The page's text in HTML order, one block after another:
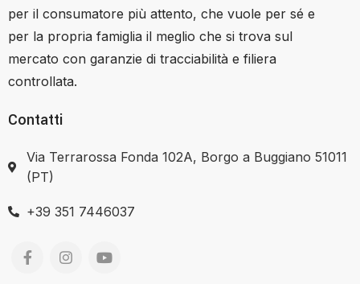
per il consumatore più attento, che vuole per sé e
per la propria famiglia il meglio che si trova sul
mercato con garanzie di tracciabilità e filiera
controllata.
Contatti
Via Terrarossa Fonda 102A, Borgo a Buggiano 51011
(PT)
+39 351 7446037